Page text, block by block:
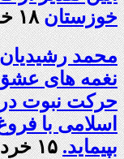
خوزستان ۱۸ خرداد ۱۴۰۵ - ۱۹:۱۹
محمد
نغمه های عشق
حرکت نبوت
اسلامی با
بپیماید. ۱۵ خرداد ۱۴۰۵ - ۱۱:۱۰